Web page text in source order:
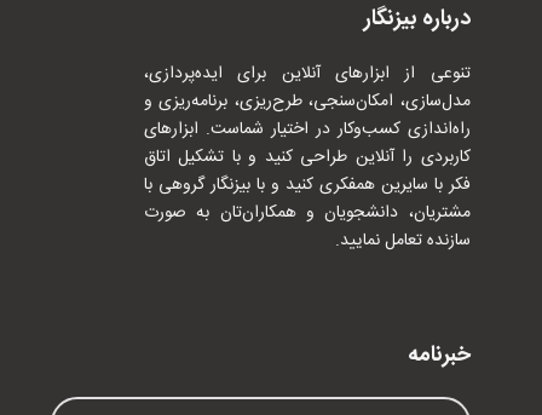
درباره بیزنگار
تنوعی از ابزارهای آنلاین برای ایده‌پردازی،
مدل‌سازی، امکان‌سنجی، طرح‌ریزی، برنامه‌ریزی و
راه‌اندازی کسب‌وکار در اختیار شماست. ابزارهای
کاربردی را آنلاین طراحی کنید و با تشکیل اتاق
فکر با سایرین همفکری کنید و با بیزنگار گروهی با
مشتریان، دانشجویان و همکاران‌تان به صورت
سازنده تعامل نمایید.
خبرنامه